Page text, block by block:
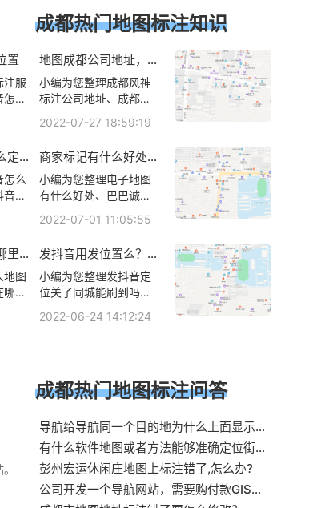
置
注服
么
怎
定
怎么
定
注
里？
地图
哪
位
成都热门地图标注知识
地图成都公司地址，成
注服务中心？
小编为您整理成都风神
标注公司地址、成都识
公司地址在哪、成都侦
都识力德企业管理咨询
有限公司地址在哪呢、
成都识力德企业管理咨
地方相关地图标注知
文！
2022-07-27 18:59:19
商家标记有什么好处？
处？
小编为您整理电子地图
有什么好处、巴巴诚信
处，怎么操作、汽车gp
业指路人地图标注服务
中心铺再升级有什么好
处、地图等级高了有什
识，详情可查看下方正
2022-07-01 11:05:55
发抖音用发位置么？发
小编为您整理发抖音定
位关了同城能刷到吗、
抖音原声拍摄视频，然
的指路人地图标注服务
中心铺位置、抖音怎么
设置假位置抖音发视频
怎么可以改定位相关地
图标注知识，详情可查
看下方正文！
2022-06-24 14:12:24
成都热门地图标注问答
导航给导航同一个目的地为什么上面显示不
一致一个过路费要多好几百路成都差不多这
是怎么回事
有什么软件地图或者方法能够准确定位街道
办事处的辖区！比如我在成都春熙路，能定
位是属于什么街道办事处
彭州宏运休闲庄地图上标注错了,怎么办?
公司开发一个导航网站，需要购付款GIS地
图，有没哪位朋友介绍下啊？ 最好是成都地